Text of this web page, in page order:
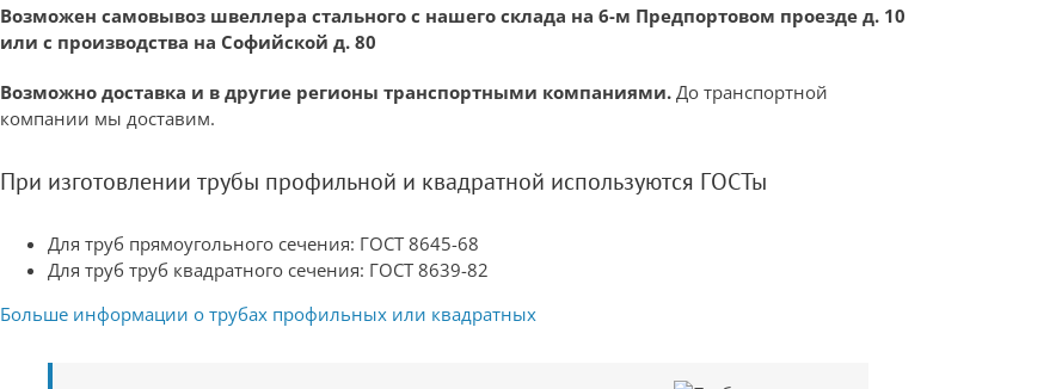
Возможен самовывоз швеллера стального с нашего склада на 6-м Предпортовом проезде д. 10
или с производства на Софийской д. 80
Возможно доставка и в другие регионы транспортными компаниями. До транспортной
компании мы доставим.
При изготовлении трубы профильной и квадратной используются ГОСТы
Для труб прямоугольного сечения: ГОСТ 8645-68
Для труб труб квадратного сечения: ГОСТ 8639-82
Больше информации о трубах профильных или квадратных